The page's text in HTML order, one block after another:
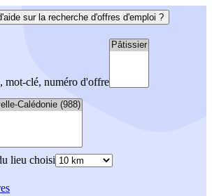
sur la recherche d'offres d'emploi ?
mot-clé, numéro d'offre
lieu choisi